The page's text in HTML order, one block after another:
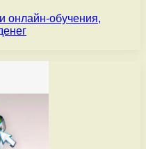
онлайн-обучения,